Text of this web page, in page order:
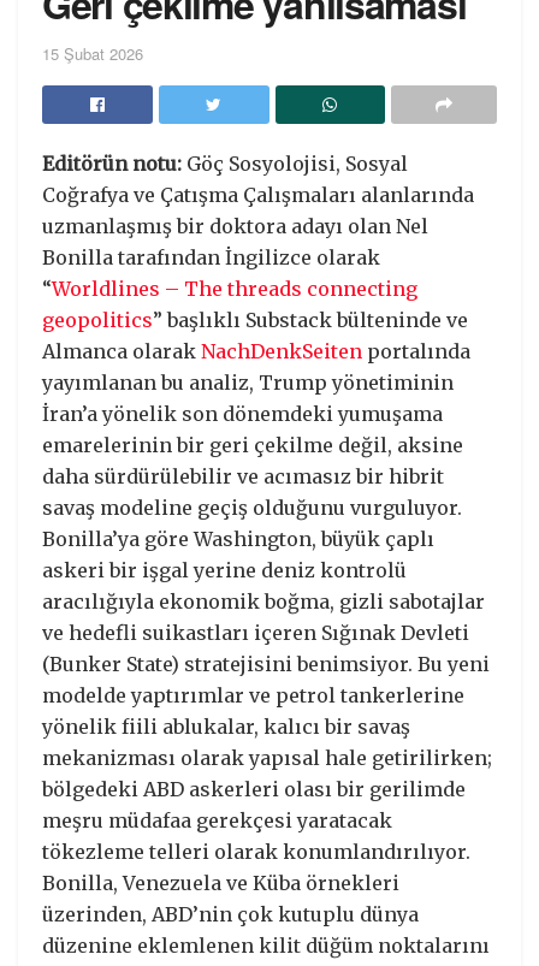
15 Şubat 2026
Editörün notu: Göç Sosyolojisi, Sosyal
Coğrafya ve Çatışma Çalışmaları alanlarında
uzmanlaşmış bir doktora adayı olan Nel
Bonilla tarafından İngilizce olarak
“Worldlines – The threads connecting
geopolitics” başlıklı Substack bülteninde ve
Almanca olarak NachDenkSeiten portalında
yayımlanan bu analiz, Trump yönetiminin
İran’a yönelik son dönemdeki yumuşama
emarelerinin bir geri çekilme değil, aksine
daha sürdürülebilir ve acımasız bir hibrit
savaş modeline geçiş olduğunu vurguluyor.
Bonilla’ya göre Washington, büyük çaplı
askeri bir işgal yerine deniz kontrolü
aracılığıyla ekonomik boğma, gizli sabotajlar
ve hedefli suikastları içeren Sığınak Devleti
(Bunker State) stratejisini benimsiyor. Bu yeni
modelde yaptırımlar ve petrol tankerlerine
yönelik fiili ablukalar, kalıcı bir savaş
mekanizması olarak yapısal hale getirilirken;
bölgedeki ABD askerleri olası bir gerilimde
meşru müdafaa gerekçesi yaratacak
tökezleme telleri olarak konumlandırılıyor.
Bonilla, Venezuela ve Küba örnekleri
üzerinden, ABD’nin çok kutuplu dünya
düzenine eklemlenen kilit düğüm noktalarını